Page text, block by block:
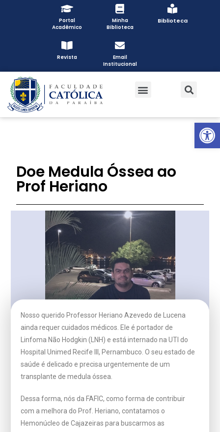
Open toolbar
Portal
Acadêmico
Minha
Biblioteca
Biblioteca
Revista
Email
Institucional
Doe Medula Óssea ao
Prof Heriano
Nosso querido Professor Heriano Azevedo de Lucena
ainda requer cuidados médicos. Ele é portador de
Linfoma Não Hodgkin (LNH) e está internado na UTI do
Hospital Unimed Recife III, Pernambuco. O seu estado de
saúde é delicado e precisa urgentemente de um
transplante de medula óssea.
Dessa forma, nós da FAFIC, como forma de contribuir
com a melhora do Prof. Heriano, contatamos o
Hemonúcleo de Cajazeiras para buscarmos as